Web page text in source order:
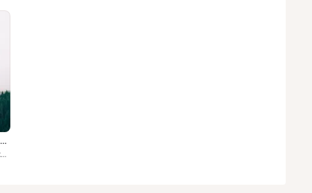
Desa Mawa Cara (From "Desa Mawa Cara")
Hyndia feat. Sastro Djojo, Cikadian